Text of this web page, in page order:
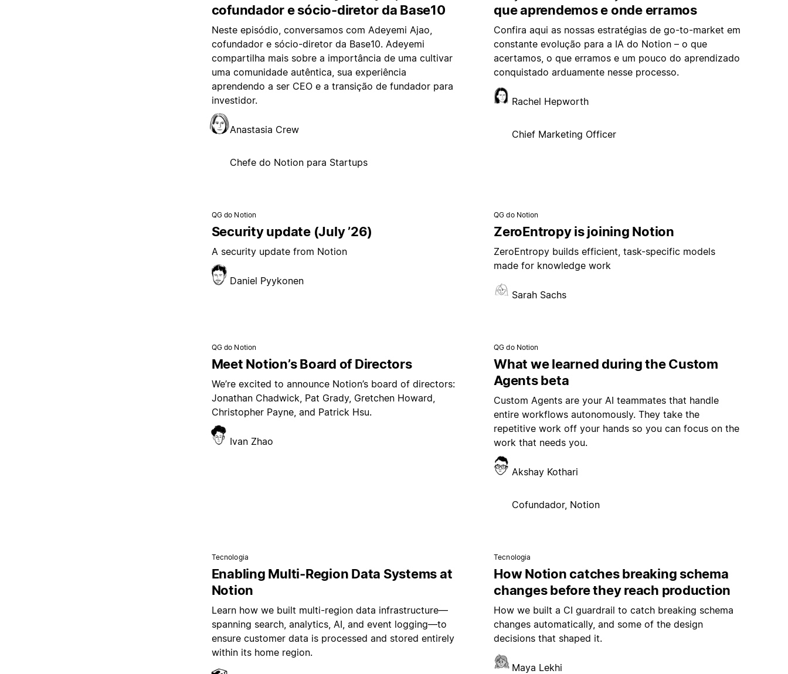
cofundador e sócio-diretor da Base10
Neste episódio, conversamos com Adeyemi Ajao,
cofundador e sócio-diretor da Base10. Adeyemi
compartilha mais sobre a importância de uma cultivar
uma comunidade autêntica, sua experiência
aprendendo a ser CEO e a transição de fundador para
investidor.
Anastasia Crew
Chefe do Notion para Startups
que aprendemos e onde erramos
Confira aqui as nossas estratégias de go-to-market em
constante evolução para a IA do Notion – o que
acertamos, o que erramos e um pouco do aprendizado
conquistado arduamente nesse processo.
Rachel Hepworth
Chief Marketing Officer
QG do Notion
Security update (July ’26)
A security update from Notion
Daniel Pyykonen
QG do Notion
ZeroEntropy is joining Notion
ZeroEntropy builds efficient, task-specific models
made for knowledge work
Sarah Sachs
QG do Notion
Meet Notion’s Board of Directors
We’re excited to announce Notion’s board of directors:
Jonathan Chadwick, Pat Grady, Gretchen Howard,
Christopher Payne, and Patrick Hsu.
Ivan Zhao
QG do Notion
What we learned during the Custom
Agents beta
Custom Agents are your AI teammates that handle
entire workflows autonomously. They take the
repetitive work off your hands so you can focus on the
work that needs you.
Akshay Kothari
Cofundador, Notion
Tecnologia
Enabling Multi-Region Data Systems at
Notion
Learn how we built multi-region data infrastructure—
spanning search, analytics, AI, and event logging—to
ensure customer data is processed and stored entirely
within its home region.
Tecnologia
How Notion catches breaking schema
changes before they reach production
How we built a CI guardrail to catch breaking schema
changes automatically, and some of the design
decisions that shaped it.
Maya Lekhi